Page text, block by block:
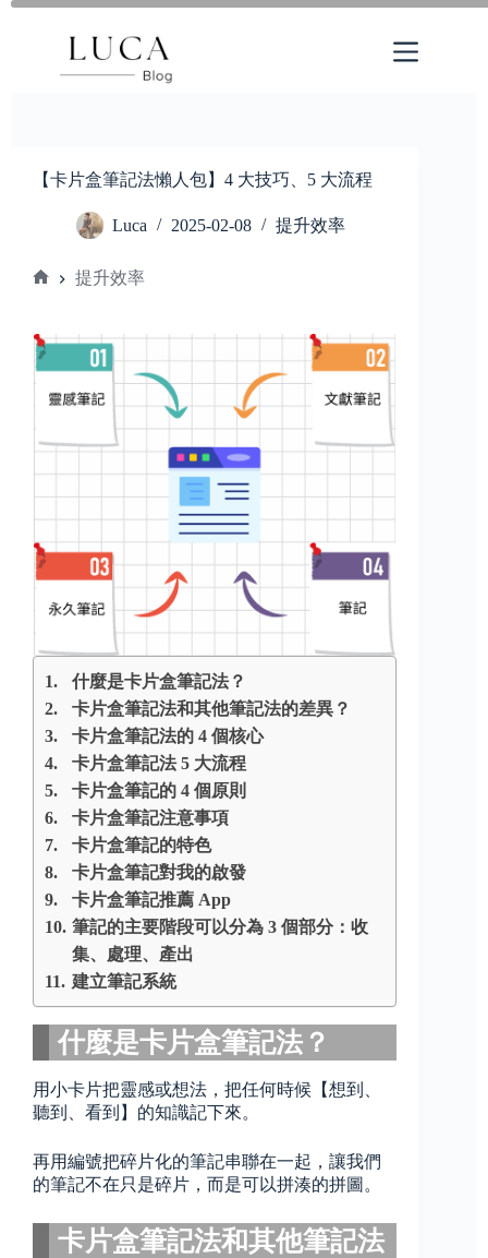
【卡片盒筆記法懶人包】4 大技巧、5 大流程
Luca 2025-02-08 提升效率
提升效率
什麼是卡片盒筆記法？
卡片盒筆記法和其他筆記法的差異？
卡片盒筆記法的 4 個核心
卡片盒筆記法 5 大流程
卡片盒筆記的 4 個原則
卡片盒筆記注意事項
卡片盒筆記的特色
卡片盒筆記對我的啟發
卡片盒筆記推薦 App
筆記的主要階段可以分為 3 個部分：收
集、處理、產出
建立筆記系統
什麼是卡片盒筆記法？
用小卡片把靈感或想法，把任何時候【想到、
聽到、看到】的知識記下來。
再用編號把碎片化的筆記串聯在一起，讓我們
的筆記不在只是碎片，而是可以拼湊的拼圖。
卡片盒筆記法和其他筆記法